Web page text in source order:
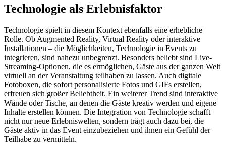
Technologie als Erlebnisfaktor
Technologie spielt in diesem Kontext ebenfalls eine erhebliche
Rolle. Ob Augmented Reality, Virtual Reality oder interaktive
Installationen – die Möglichkeiten, Technologie in Events zu
integrieren, sind nahezu unbegrenzt. Besonders beliebt sind Live-
Streaming-Optionen, die es ermöglichen, Gäste aus der ganzen Welt
virtuell an der Veranstaltung teilhaben zu lassen. Auch digitale
Fotoboxen, die sofort personalisierte Fotos und GIFs erstellen,
erfreuen sich großer Beliebtheit. Ein weiterer Trend sind interaktive
Wände oder Tische, an denen die Gäste kreativ werden und eigene
Inhalte erstellen können. Die Integration von Technologie schafft
nicht nur neue Erlebniswelten, sondern trägt auch dazu bei, die
Gäste aktiv in das Event einzubeziehen und ihnen ein Gefühl der
Teilhabe zu vermitteln.